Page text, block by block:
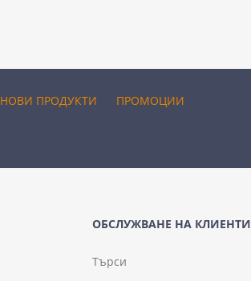
НОВИ ПРОДУКТИ ПРОМОЦИИ
ОБСЛУЖВАНЕ НА КЛИЕНТИ
Търси